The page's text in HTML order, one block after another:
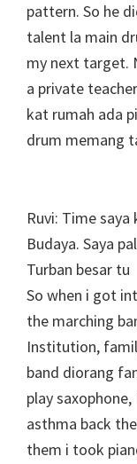
pattern. So he
talent la main
my next target.
a private
kat rumah ada
drum memang
Ruvi: Time
Budaya. Saya
Turban besar tu
So when i got
the marching
Institution,
band diorang
play
asthma back
them i took